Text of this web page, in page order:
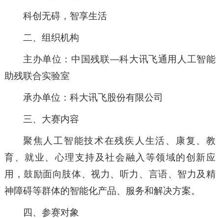
科创无碍，智享生活
二、组织机构
主办单位：中国残联—科大讯飞通用人工智能
助残联合实验室
承办单位：科大讯飞股份有限公司
三、大赛内容
聚焦人工智能技术在残疾人生活、康复、教
育、就业、心理支持及社会融入等领域的创新应
用，鼓励面向肢体、视力、听力、言语、智力及精
神障碍等群体的智能化产品、服务和解决方案。
四、参赛对象